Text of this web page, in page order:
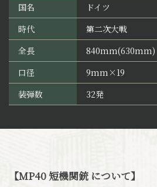
国名
ドイツ
時代
第二次大戦
全長
840mm(630mm)
口径
9mm×19
装弾数
32発
【MP40 短機関銃 について】